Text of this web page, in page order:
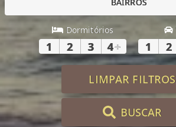
Dormitórios
1 2 3 4+ 1 2
LIMPAR FILTROS
BUSCAR